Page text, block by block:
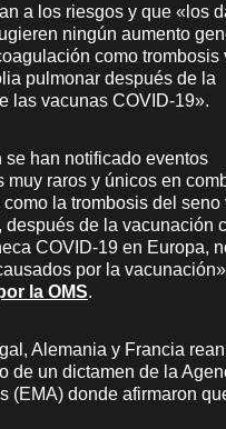
a los riesgos y que «los
ningún aumento
como trombosis
pulmonar después de la
las vacunas COVID-19».
se han notificado eventos
muy raros y únicos en
la trombosis del seno
después de la vacunación
COVID-19 en Europa,
​​por la
la OMS.
Alemania y Francia
de un dictamen de la
(EMA) donde afirmaron